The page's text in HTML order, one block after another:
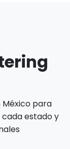
para
estado y